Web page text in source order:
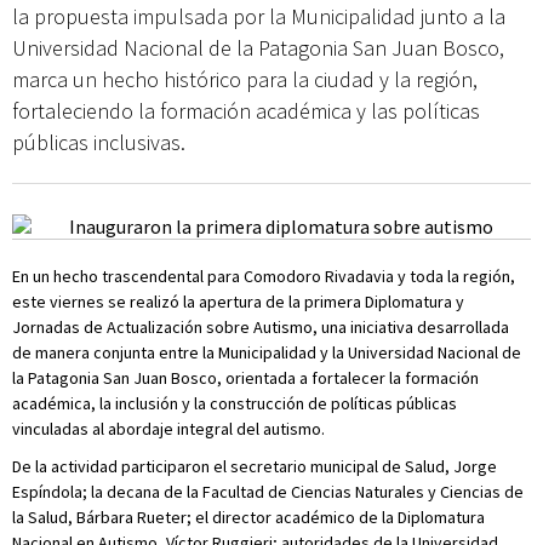
la propuesta impulsada por la Municipalidad junto a la
Universidad Nacional de la Patagonia San Juan Bosco,
marca un hecho histórico para la ciudad y la región,
fortaleciendo la formación académica y las políticas
públicas inclusivas.
En un hecho trascendental para Comodoro Rivadavia y toda la región,
este viernes se realizó la apertura de la primera Diplomatura y
Jornadas de Actualización sobre Autismo, una iniciativa desarrollada
de manera conjunta entre la Municipalidad y la Universidad Nacional de
la Patagonia San Juan Bosco, orientada a fortalecer la formación
académica, la inclusión y la construcción de políticas públicas
vinculadas al abordaje integral del autismo.
De la actividad participaron el secretario municipal de Salud, Jorge
Espíndola; la decana de la Facultad de Ciencias Naturales y Ciencias de
la Salud, Bárbara Rueter; el director académico de la Diplomatura